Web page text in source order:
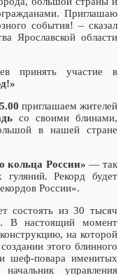
Приглашаю
события! – сказал
Ярославской области
принять участие в
приглашаем жителей
со своими блинами,
в нашей стране
кольца России» — так
Рекорд будет
России».
состоять из 30 тысяч
В настоящий момент
на которой
этого блинного
шеф-повара именитых
управления